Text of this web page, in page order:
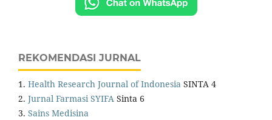
REKOMENDASI JURNAL
1. Health Research Journal of Indonesia SINTA 4
2. Jurnal Farmasi SYIFA Sinta 6
3. Sains Medisina